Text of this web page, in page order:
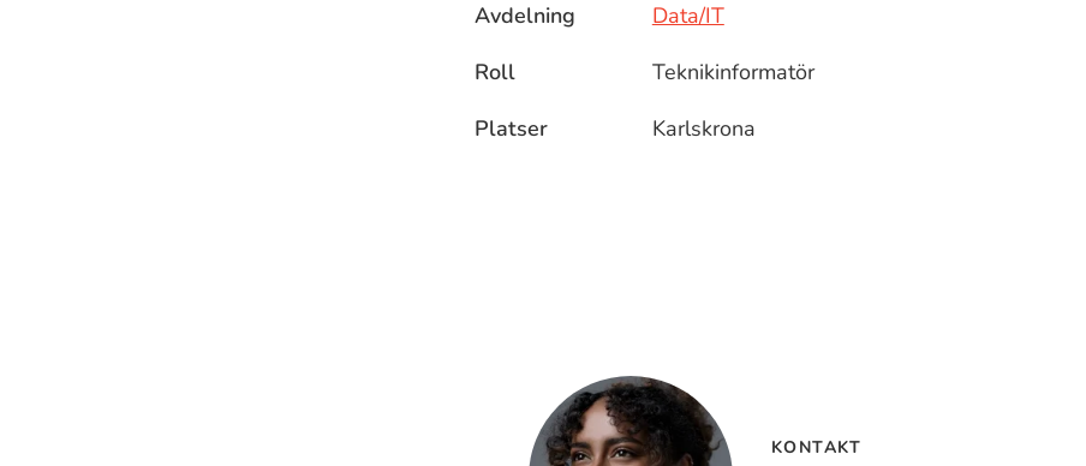
Avdelning
Data/IT
Roll
Teknikinformatör
Platser
Karlskrona
KONTAKT